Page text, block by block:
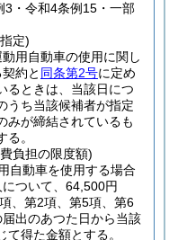
・令和4条例15・一部
定)
用自動車の使用に関し
約と 同条第2号に定め
るときは、当該日につ
うち当該候補者が指定
みが締結されているも
。
負担の限度額)
自動車を使用する場合
ついて、64,500円
、第2項、第5項、第6
出のあつた日から当該
得た金額とする。